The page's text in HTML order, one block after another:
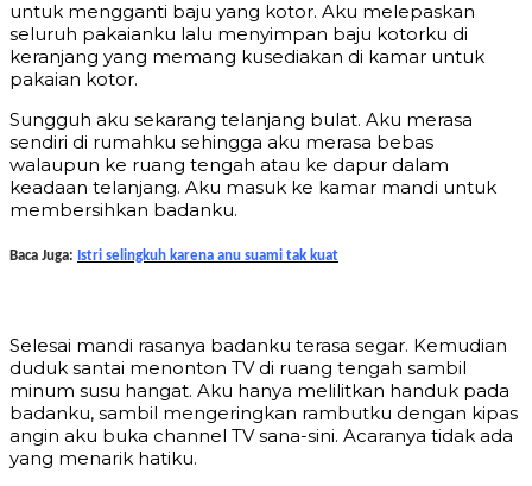
untuk mengganti baju yang kotor. Aku melepaskan
seluruh pakaianku lalu menyimpan baju kotorku di
keranjang yang memang kusediakan di kamar untuk
pakaian kotor.
Sungguh aku sekarang telanjang bulat. Aku merasa
sendiri di rumahku sehingga aku merasa bebas
walaupun ke ruang tengah atau ke dapur dalam
keadaan telanjang. Aku masuk ke kamar mandi untuk
membersihkan badanku.
Baca Juga: Istri selingkuh karena anu suami tak kuat
Selesai mandi rasanya badanku terasa segar. Kemudian
duduk santai menonton TV di ruang tengah sambil
minum susu hangat. Aku hanya melilitkan handuk pada
badanku, sambil mengeringkan rambutku dengan kipas
angin aku buka channel TV sana-sini. Acaranya tidak ada
yang menarik hatiku.